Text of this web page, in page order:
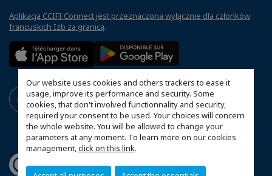
Our website uses cookies and others trackers to ease it
usage, improve its performance and security. Some
cookies, that don't involved functionnality and security,
required your consent to be used. Your choices will concern
the whole website. You will be allowed to change your
parameters at any moment. To learn more on our cookies
management,click on this link.
Aplikacja CCIFI Connect jest przeznaczona wyłącznie dla członków
francuskich Izb za granicą.